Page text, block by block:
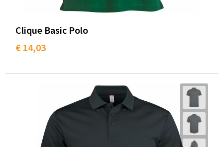
Clique Basic Polo
€ 14,03